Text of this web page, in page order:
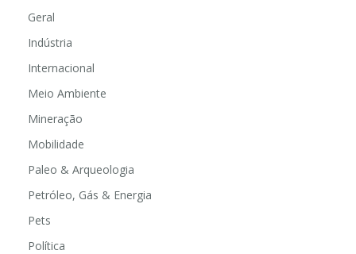
Geral
Indústria
Internacional
Meio Ambiente
Mineração
Mobilidade
Paleo & Arqueologia
Petróleo, Gás & Energia
Pets
Política